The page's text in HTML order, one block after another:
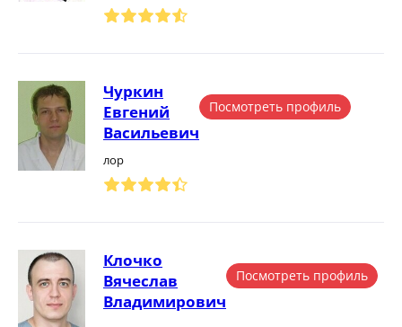
Чуркин
Евгений
Васильевич
лор
Посмотреть профиль
Клочко
Вячеслав
Владимирович
Посмотреть профиль